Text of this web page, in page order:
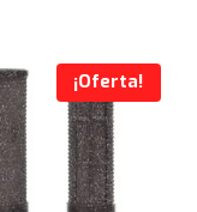
¡Oferta!